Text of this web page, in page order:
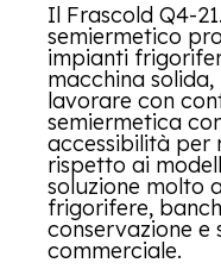
Il Frascold Q4-
semiermetico
impianti
macchina
lavorare con
semiermetica
accessibilità per
rispetto ai
soluzione molto
frigorifere,
conservazione e
commerciale.